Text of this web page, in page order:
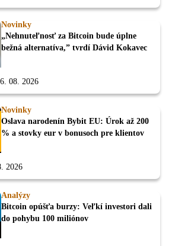
Novinky
„Nehnuteľnosť za Bitcoin bude úplne
bežná alternatíva,” tvrdí Dávid Kokavec
08. 2026
Novinky
Oslava narodenín Bybit EU: Úrok až 200
% a stovky eur v bonusoch pre klientov
2026
Analýzy
Bitcoin opúšťa burzy: Veľkí investori dali
do pohybu 100 miliónov